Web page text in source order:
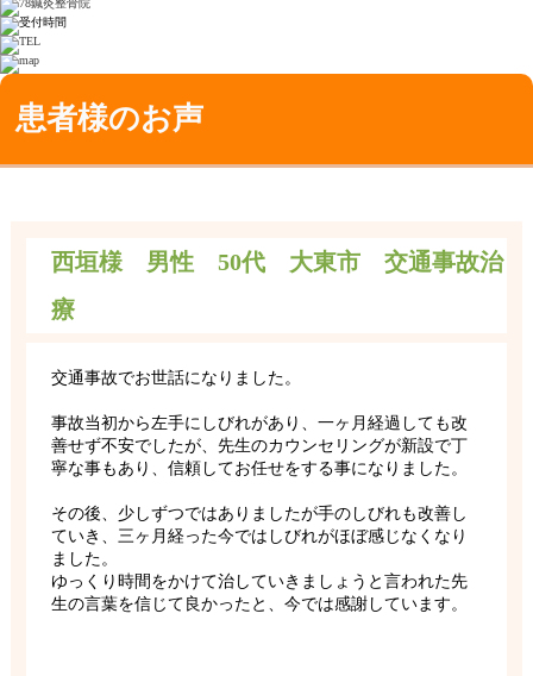
患者様のお声
西垣様 男性 50代 大東市 交通事故治
療
交通事故でお世話になりました。
事故当初から左手にしびれがあり、一ヶ月経過しても改
善せず不安でしたが、先生のカウンセリングが新設で丁
寧な事もあり、信頼してお任せをする事になりました。
その後、少しずつではありましたが手のしびれも改善し
ていき、三ヶ月経った今ではしびれがほぼ感じなくなり
ました。
ゆっくり時間をかけて治していきましょうと言われた先
生の言葉を信じて良かったと、今では感謝しています。